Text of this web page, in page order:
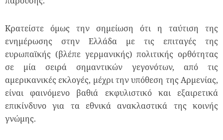
Κρατείστε όμως την σημείωση ότι η ταύτιση της
ενημέρωσης στην Ελλάδα με τις επιταγές της
ευρωπαϊκής (βλέπε γερμανικής) πολιτικής ορθότητας
σε μία σειρά σημαντικών γεγονότων, από τις
αμερικανικές εκλογές, μέχρι την υπόθεση της Αρμενίας,
είναι φαινόμενο βαθιά εκφυλιστικό και εξαιρετικά
επικίνδυνο για τα εθνικά ανακλαστικά της κοινής
γνώμης.